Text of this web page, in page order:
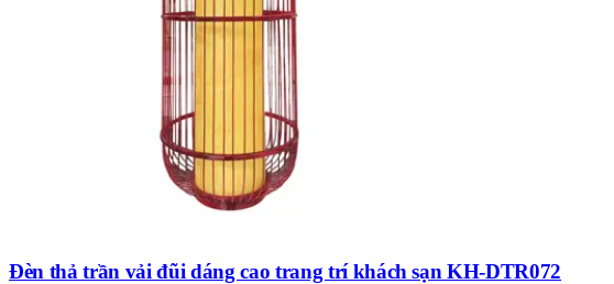
Đèn thả trần vải đũi dáng cao trang trí khách sạn KH-DTR072